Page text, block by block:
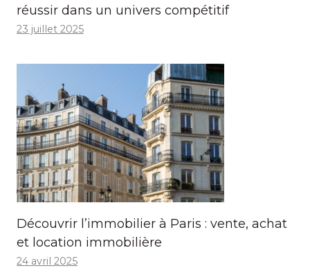
réussir dans un univers compétitif
23 juillet 2025
Découvrir l’immobilier à Paris : vente, achat
et location immobilière
24 avril 2025